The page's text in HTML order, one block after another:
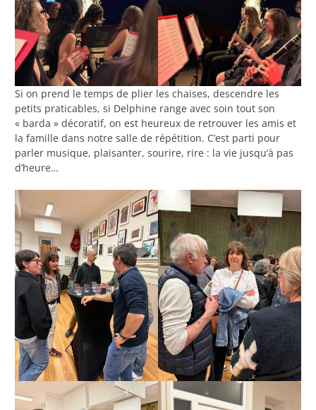
Si on prend le temps de plier les chaises, descendre les
petits praticables, si Delphine range avec soin tout son
« barda » décoratif, on est heureux de retrouver les amis et
la famille dans notre salle de répétition. C’est parti pour
parler musique, plaisanter, sourire, rire : la vie jusqu’à pas
d’heure…